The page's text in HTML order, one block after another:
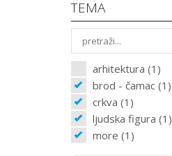
TEMA
arhitektura (1)
brod - čamac (1)
crkva (1)
ljudska figura (1)
more (1)